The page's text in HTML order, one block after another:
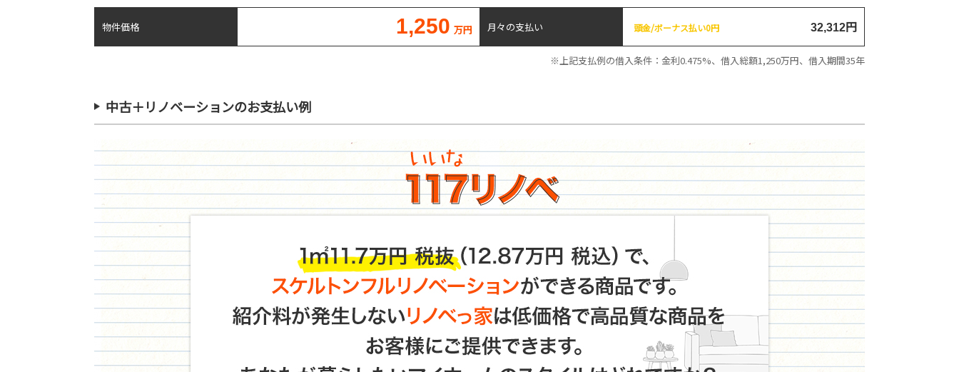
物件価格 1,250 万円 月々の支払い 頭金/ボーナス払い0円 32,312円
※上記支払例の借入条件：金利0.475%、借入総額1,250万円、借入期間35年
中古＋リノベーションのお支払い例